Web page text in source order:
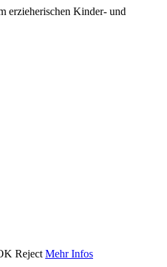
erzieherischen Kinder- und
Reject Mehr Infos